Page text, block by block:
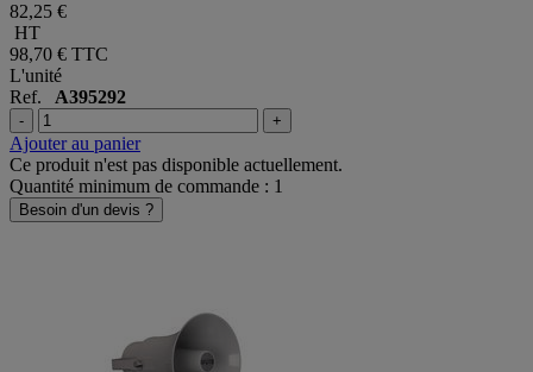
82,25 €
HT
98,70 € TTC
L'unité
Ref. A395292
- +
Ajouter au panier
Ce produit n'est pas disponible actuellement.
Quantité minimum de commande : 1
Besoin d'un devis ?